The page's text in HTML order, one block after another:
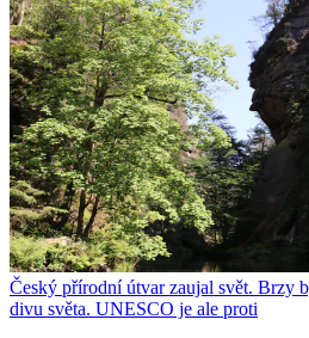
Český přírodní útvar zaujal svět. Brzy
divu světa. UNESCO je ale proti